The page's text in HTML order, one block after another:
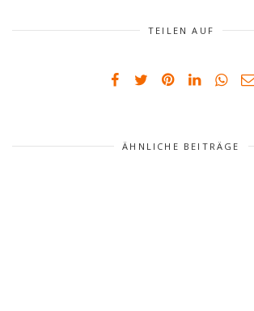
TEILEN AUF
ÄHNLICHE BEITRÄGE